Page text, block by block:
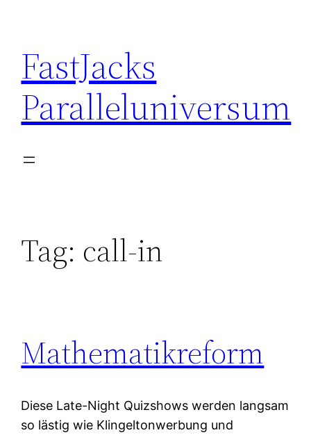
content
FastJacks
Paralleluniversum
Tag: call-in
Mathematikreform
Diese Late-Night Quizshows werden langsam
so lästig wie Klingeltonwerbung und